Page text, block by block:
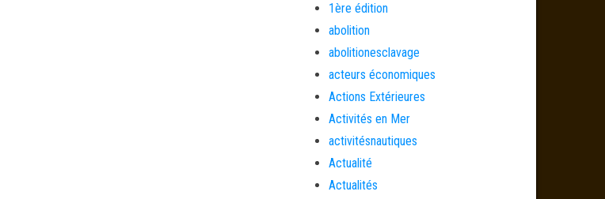
1ère édition
abolition
abolitionesclavage
acteurs économiques
Actions Extérieures
Activités en Mer
activitésnautiques
Actualité
Actualités